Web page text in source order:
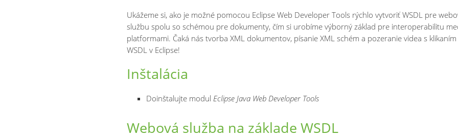
Ukážeme si, ako je možné pomocou Eclipse Web Developer Tools rýchlo vytvoriť WSDL pre
službu spolu so schémou pre dokumenty, čím si urobíme výborný základ pre interoperabilitu
platformami. Čaká nás tvorba XML dokumentov, písanie XML schém a pozeranie videa s klikaním
WSDL v Eclipse!
Inštalácia
Doinštalujte modul Eclipse Java Web Developer Tools
Webová služba na základe WSDL